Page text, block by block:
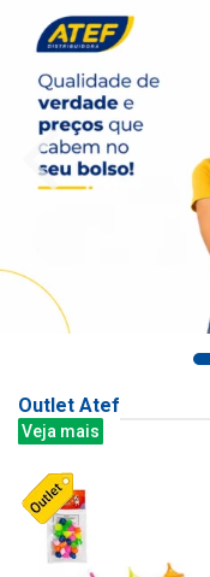
Outlet Atef
Veja mais